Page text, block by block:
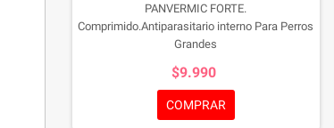
PANVERMIC FORTE.
Comprimido.Antiparasitario interno Para Perros
Grandes
$9.990
COMPRAR